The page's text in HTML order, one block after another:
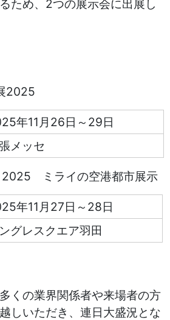
ため、 2つの展示会に出展し
2025
年11 月 26日～ 29日
メッセ
2025 ミライの空港都市展示
年11月27日～28日
グレスクエア羽田
くの業界関係者や来場者の方
しいただき、連日大盛況とな